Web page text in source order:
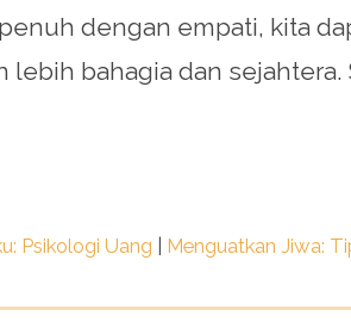
dengan empati, kita
bahagia dan sejahtera.
Psikologi Uang Menguatkan Jiwa: